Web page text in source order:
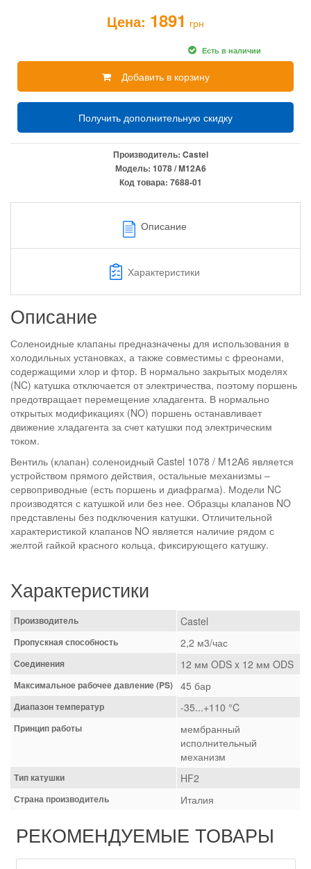
Цена: 1891 грн
Есть в наличии
Добавить в корзину
Получить дополнительную скидку
Производитель: Castel
Модель: 1078 / M12A6
Код товара: 7688-01
Описание
Характеристики
Описание
Соленоидные клапаны предназначены для использования в
холодильных установках, а также совместимы с фреонами,
содержащими хлор и фтор. В нормально закрытых моделях
(NC) катушка отключается от электричества, поэтому поршень
предотвращает перемещение хладагента. В нормально
открытых модификациях (NO) поршень останавливает
движение хладагента за счет катушки под электрическим
током.
Вентиль (клапан) соленоидный Castel 1078 / M12A6 является
устройством прямого действия, остальные механизмы –
сервоприводные (есть поршень и диафрагма). Модели NC
производятся с катушкой или без нее. Образцы клапанов NO
представлены без подключения катушки. Отличительной
характеристикой клапанов NO является наличие рядом с
желтой гайкой красного кольца, фиксирующего катушку.
Характеристики
Производитель Castel
Пропускная способность 2,2 м3/час
Соединения 12 мм ODS x 12 мм ODS
Максимальное рабочее давление (PS) 45 бар
Диапазон температур -35...+110 °C
Принцип работы
мембранный
исполнительный
механизм
Тип катушки HF2
Страна производитель Италия
РЕКОМЕНДУЕМЫЕ ТОВАРЫ